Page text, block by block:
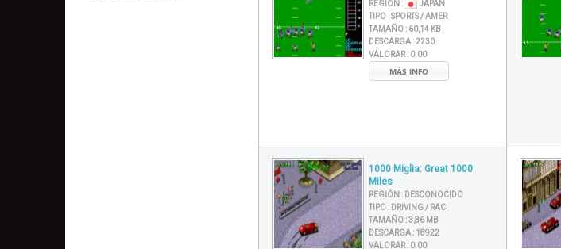
REGIÓN :
JAPAN
TIPO :SPORTS / AMER
TAMAÑO : 60,14 KB
DESCARGA :2230
VALORAR : 0.00
MÁS INFO
1000 Miglia: Great 1000
Miles
REGIÓN : DESCONOCIDO
TIPO : DRIVING / RAC
TAMAÑO :3,86 MB
DESCARGA : 18922
VALORAR : 0.00